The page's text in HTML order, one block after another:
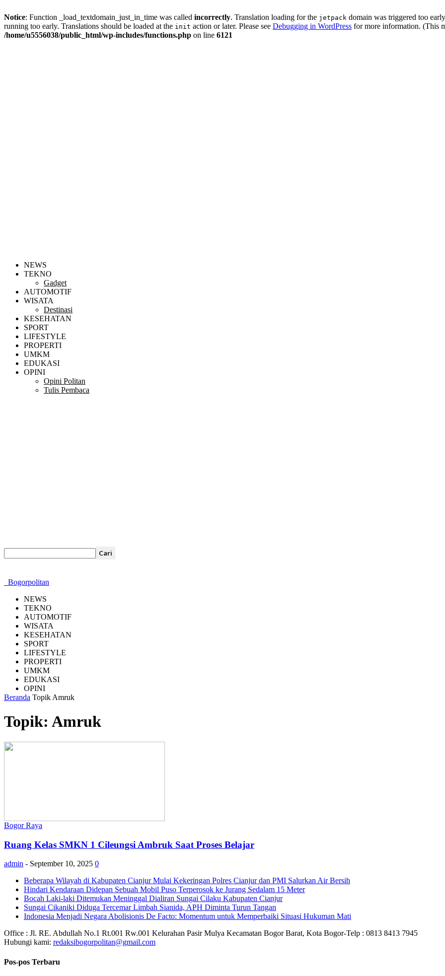
Notice: Function _load_textdomain_just_in_time was called incorrectly. Translation loading for the jetpack domain was triggered too
running too early. Translations should be loaded at the init action or later. Please see Debugging in WordPress for more information. (This
/home/u5556038/public_html/wp-includes/functions.php on line 6121
NEWS
TEKNO
Gadget
AUTOMOTIF
WISATA
Destinasi
KESEHATAN
SPORT
LIFESTYLE
PROPERTI
UMKM
EDUKASI
OPINI
Opini Politan
Tulis Pembaca
Bogorpolitan
NEWS
TEKNO
AUTOMOTIF
WISATA
KESEHATAN
SPORT
LIFESTYLE
PROPERTI
UMKM
EDUKASI
OPINI
Beranda Topik Amruk
Topik: Amruk
Bogor Raya
Ruang Kelas SMKN 1 Cileungsi Ambruk Saat Proses Belajar
admin - September 10, 2025 0
Beberapa Wilayah di Kabupaten Cianjur Mulai Kekeringan Polres Cianjur dan PMI Salurkan Air Bersih
Hindari Kendaraan Didepan Sebuah Mobil Puso Terperosok ke Jurang Sedalam 15 Meter
Bocah Laki-laki Ditemukan Meninggal Dialiran Sungai Cilaku Kabupaten Cianjur
Sungai Cikaniki Diduga Tercemar Limbah Sianida, APH Diminta Turun Tangan
‎Indonesia Menjadi Negara Abolisionis De Facto: Momentum untuk Memperbaiki Situasi Hukuman Mati
Office : Jl. RE. Abdullah No.1 Rt.001 Rw.001 Kelurahan Pasir Mulya Kecamatan Bogor Barat, Kota Bogor-Telp : 0813 8413 7945
Hubungi kami: redaksibogorpolitan@gmail.com
Pos-pos Terbaru